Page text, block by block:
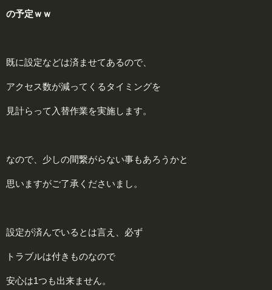
の予定ｗｗ
既に設定などは済ませてあるので、
アクセス数が減ってくるタイミングを
見計らって入替作業を実施します。
なので、少しの間繋がらない事もあろうかと
思いますがご了承くださいまし。
設定が済んでいるとは言え、必ず
トラブルは付きものなので
安心は1つも出来ません。